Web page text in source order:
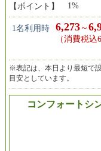
【ポイント】 1%
1名利用時 6,273～
（消費税込
※表記は、本日より最短で
目安としています。
コンフォートシ